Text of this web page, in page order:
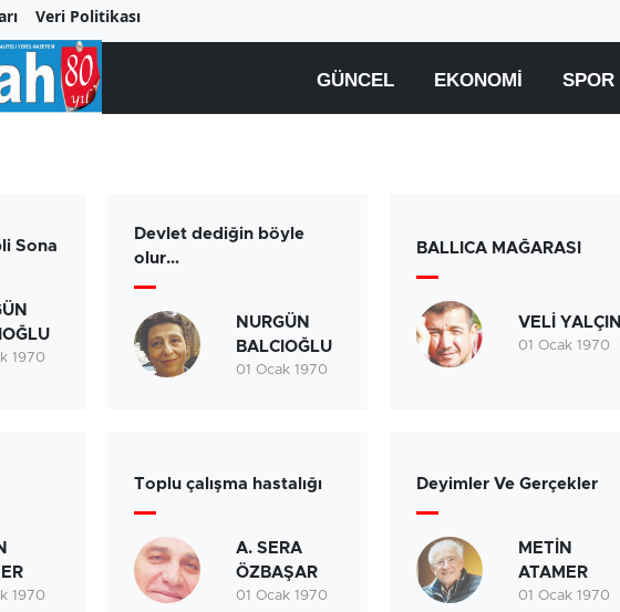
Veri Politikası
GÜNCEL EKONOMI SPOR
Sona
1970
Devlet dediğin böyle
olur…
NURGÜN
BALCIOĞLU
01 Ocak 1970
BALLICA MAĞARASI
VELİ YALÇIN
01 Ocak 1970
1970
Toplu çalışma hastalığı
A. SERA
ÖZBAŞAR
01 Ocak 1970
Deyimler Ve Gerçekler
METİN
ATAMER
01 Ocak 1970